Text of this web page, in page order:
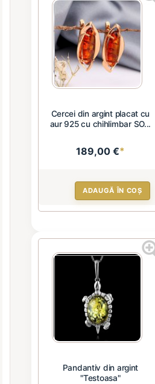
Cercei din argint placat cu
aur 925 cu chihlimbar SO...
189,00 €*
ADAUGĂ ÎN COȘ
Pandantiv din argint
"Testoasa"